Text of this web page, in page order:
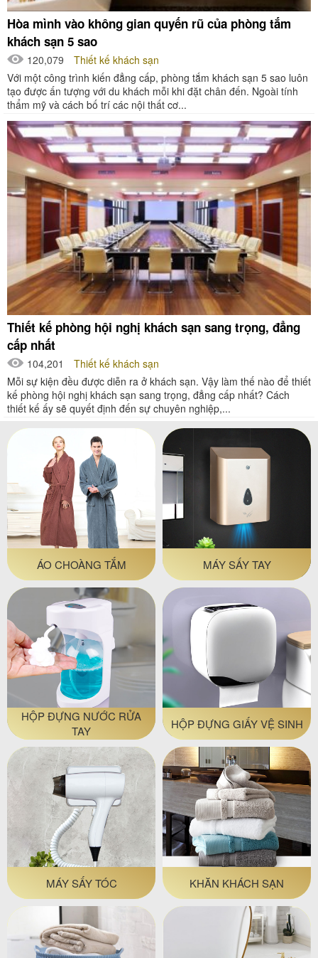
Hòa mình vào không gian quyến rũ của phòng tắm
khách sạn 5 sao
120,079
Thiết kế khách sạn
Với một công trình kiến đẳng cấp, phòng tắm khách sạn 5 sao luôn
tạo được ấn tượng với du khách mỗi khi đặt chân đến. Ngoài tính
thẩm mỹ và cách bố trí các nội thất cơ...
Thiết kế phòng hội nghị khách sạn sang trọng, đẳng
cấp nhất
104,201
Thiết kế khách sạn
Mỗi sự kiện đều được diễn ra ở khách sạn. Vậy làm thế nào để thiết
kế phòng hội nghị khách sạn sang trọng, đẳng cấp nhất? Cách
thiết kế ấy sẽ quyết định đến sự chuyên nghiệp,...
ÁO CHOÀNG TẮM MÁY SẤY TAY
HỘP ĐỰNG NƯỚC RỬA
TAY
HỘP ĐỰNG GIẤY VỆ SINH
MÁY SẤY TÓC KHĂN KHÁCH SẠN